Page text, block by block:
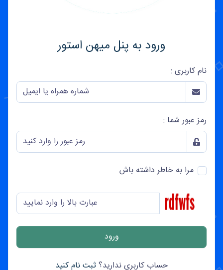
ورود به پنل میهن استور
نام کاربری :
رمز عبور شما :
مرا به خاطر داشته باش
حساب کاربری ندارید؟ثبت نام کنید